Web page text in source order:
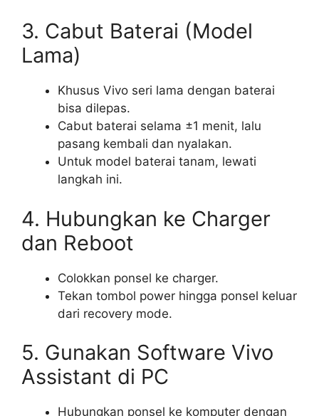
3. Cabut Baterai (Model
Lama)
Khusus Vivo seri lama dengan baterai
bisa dilepas.
Cabut baterai selama ±1 menit, lalu
pasang kembali dan nyalakan.
Untuk model baterai tanam, lewati
langkah ini.
4. Hubungkan ke Charger
dan Reboot
Colokkan ponsel ke charger.
Tekan tombol power hingga ponsel keluar
dari recovery mode.
5. Gunakan Software Vivo
Assistant di PC
Hubungkan ponsel ke komputer dengan